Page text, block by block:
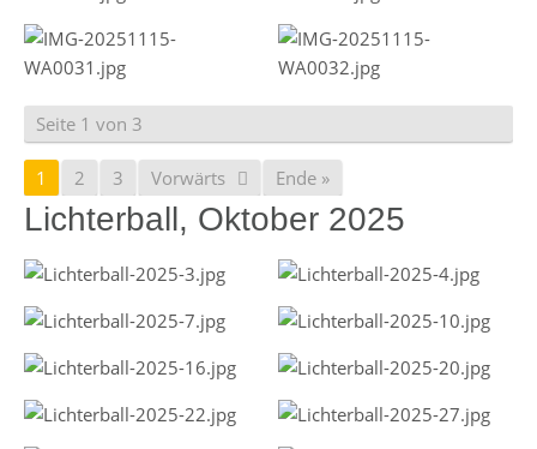
Seite 1 von 3
1 2 3 Vorwärts Ende »
Lichterball, Oktober 2025